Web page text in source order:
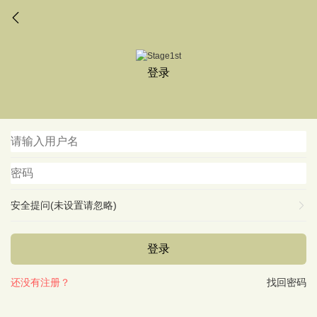
登录
安全提问(未设置请忽略)
登录
找回密码
还没有注册？